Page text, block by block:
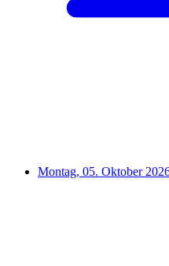
Montag, 05. Oktober